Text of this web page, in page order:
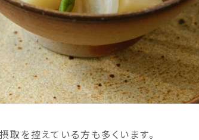
を控えている方も多くいます。